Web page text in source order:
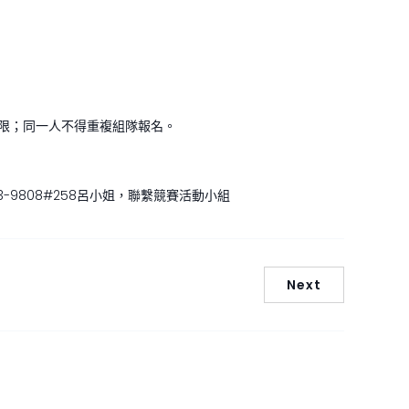
；同一人不得重複組隊報名。
9808#258呂小姐，聯繫競賽活動小組
Next